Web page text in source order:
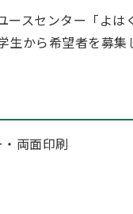
ースセンター「よ
生から希望者を募
両面印刷